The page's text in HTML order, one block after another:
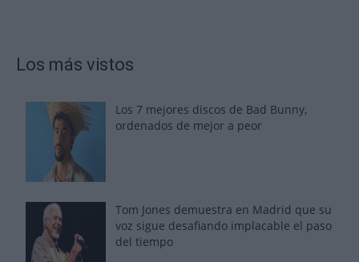
Los más vistos
Los 7 mejores discos de Bad Bunny,
ordenados de mejor a peor
Tom Jones demuestra en Madrid que su
voz sigue desafiando implacable el paso
del tiempo